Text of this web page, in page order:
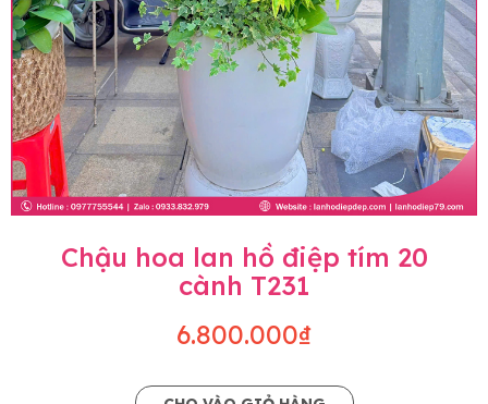
Chậu hoa lan hồ điệp tím 20
cành T231
6.800.000₫